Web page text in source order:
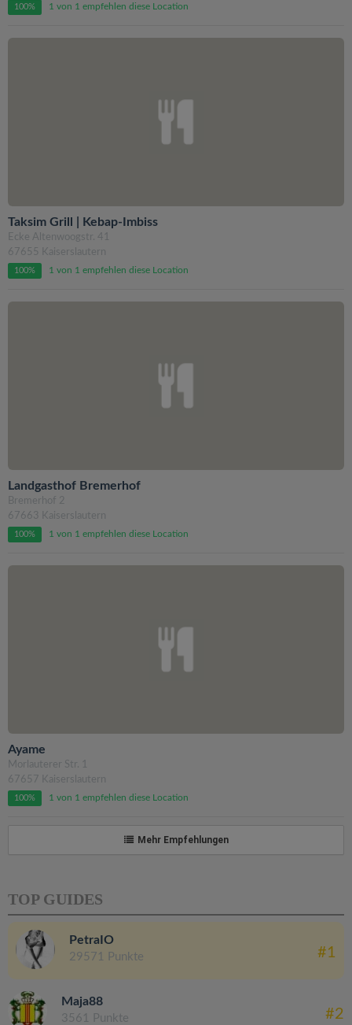
100% 1 von 1 empfehlen diese Location
Taksim Grill | Kebap-Imbiss
Ecke Altenwoogstr. 41
67655 Kaiserslautern
100% 1 von 1 empfehlen diese Location
Landgasthof Bremerhof
Bremerhof 2
67663 Kaiserslautern
100% 1 von 1 empfehlen diese Location
Ayame
Morlauterer Str. 1
67657 Kaiserslautern
100% 1 von 1 empfehlen diese Location
Mehr Empfehlungen
TOP GUIDES
PetraIO
29571 Punkte #1
Maja88
3561 Punkte #2